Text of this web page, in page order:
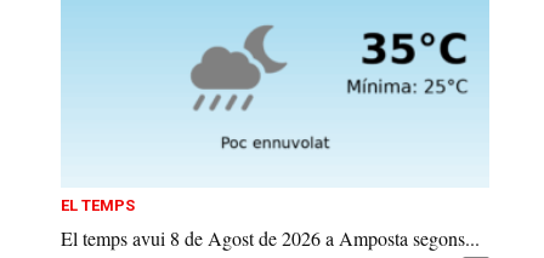
EL TEMPS
El temps avui 8 de Agost de 2026 a Amposta segons...